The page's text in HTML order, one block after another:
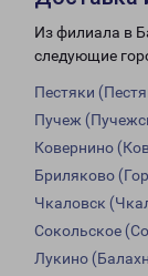
Из филиала в
следующие
Пестяки
Пучеж
Ковернино
Бриляково
Чкаловск
Сокольское
Лукино